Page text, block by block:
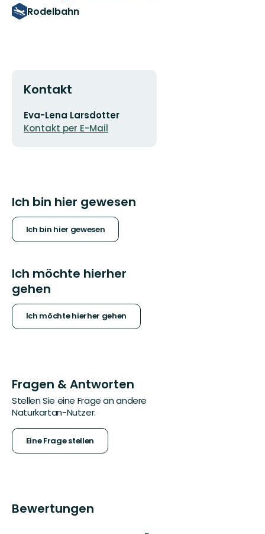
Rodelbahn
Kontakt
E-
Mail-
Eva-Lena Larsdotter
Kontakt per E-Mail
Ich bin hier gewesen
Ich bin hier gewesen
Ich möchte hierher
gehen
Ich möchte hierher gehen
Fragen & Antworten
Stellen Sie eine Frage an andere
Naturkartan-Nutzer.
Eine Frage stellen
Bewertungen